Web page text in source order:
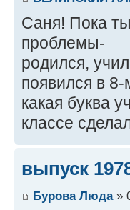
Саня! Пока
проблемы-
родился,
появился в
какая буква
классе
выпуск
Бурова Люда»